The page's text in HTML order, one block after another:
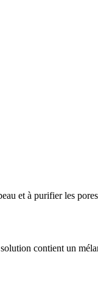
et à purifier les
contient un